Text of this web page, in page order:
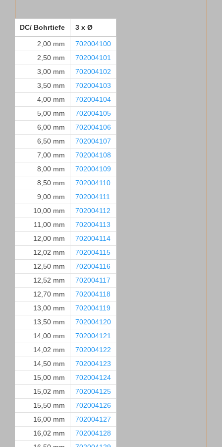
DC/ Bohrtiefe 3 x Ø
2,00 mm
702004100
2,50 mm
702004101
3,00 mm
702004102
3,50 mm
702004103
4,00 mm
702004104
5,00 mm
702004105
6,00 mm
702004106
6,50 mm
702004107
7,00 mm
702004108
8,00 mm
702004109
8,50 mm
702004110
9,00 mm
702004111
10,00 mm
702004112
11,00 mm
702004113
12,00 mm
702004114
12,02 mm
702004115
12,50 mm
702004116
12,52 mm
702004117
12,70 mm
702004118
13,00 mm
702004119
13,50 mm
702004120
14,00 mm
702004121
14,02 mm
702004122
14,50 mm
702004123
15,00 mm
702004124
15,02 mm
702004125
15,50 mm
702004126
16,00 mm
702004127
16,02 mm
702004128